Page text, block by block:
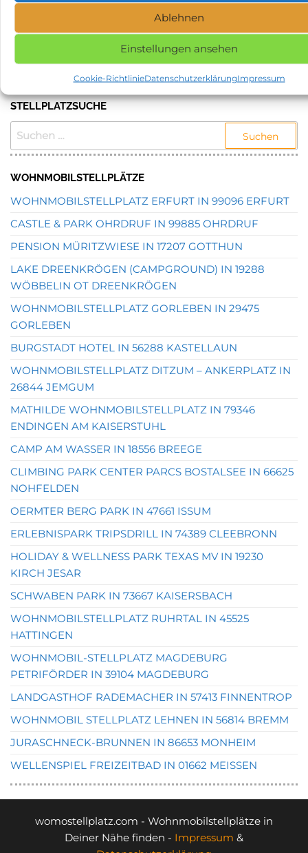
Ablehnen
Einstellungen ansehen
Cookie-RichtlinieDatenschutzerklärungImpressum
NAME, STADT ODER POSTLEITZAHL DES
GEWÜNSCHTEN STELLPLATZES EINGEBEN UND
SUCHEN.
STELLPLATZSUCHE
SUCHEN
WOHNMOBILSTELLPLÄTZE
WOHNMOBILSTELLPLATZ ERFURT IN 99096 ERFURT
CASTLE & PARK OHRDRUF IN 99885 OHRDRUF
PENSION MÜRITZWIESE IN 17207 GOTTHUN
LAKE DREENKRÖGEN (CAMPGROUND) IN 19288
WÖBBELIN OT DREENKRÖGEN
WOHNMOBILSTELLPLATZ GORLEBEN IN 29475
GORLEBEN
BURGSTADT HOTEL IN 56288 KASTELLAUN
WOHNMOBILSTELLPLATZ DITZUM – ANKERPLATZ IN
26844 JEMGUM
MATHILDE WOHNMOBILSTELLPLATZ IN 79346
ENDINGEN AM KAISERSTUHL
CAMP AM WASSER IN 18556 BREEGE
CLIMBING PARK CENTER PARCS BOSTALSEE IN 66625
NOHFELDEN
OERMTER BERG PARK IN 47661 ISSUM
ERLEBNISPARK TRIPSDRILL IN 74389 CLEEBRONN
HOLIDAY & WELLNESS PARK TEXAS MV IN 19230
KIRCH JESAR
SCHWABEN PARK IN 73667 KAISERSBACH
WOHNMOBILSTELLPLATZ RUHRTAL IN 45525
HATTINGEN
WOHNMOBIL-STELLPLATZ MAGDEBURG
PETRIFÖRDER IN 39104 MAGDEBURG
LANDGASTHOF RADEMACHER IN 57413 FINNENTROP
WOHNMOBIL STELLPLATZ LEHNEN IN 56814 BREMM
JURASCHNECK-BRUNNEN IN 86653 MONHEIM
WELLENSPIEL FREIZEITBAD IN 01662 MEISSEN
womostellplatz.com - Wohnmobilstellplätze in
Deiner Nähe finden - Impressum &